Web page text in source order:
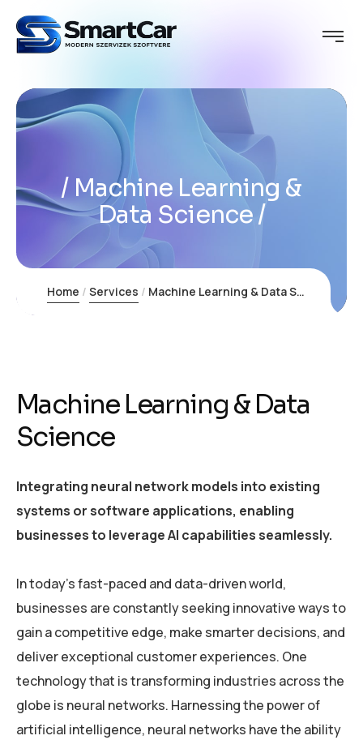
Machine Learning &
Data Science
Home Services Machine Learning & Data Science
Machine Learning & Data
Science
Integrating neural network models into existing
systems or software applications, enabling
businesses to leverage AI capabilities seamlessly.
In today’s fast-paced and data-driven world,
businesses are constantly seeking innovative ways to
gain a competitive edge, make smarter decisions, and
deliver exceptional customer experiences. One
technology that is transforming industries across the
globe is neural networks. Harnessing the power of
artificial intelligence, neural networks have the ability